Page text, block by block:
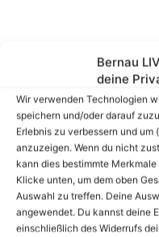
Bernau
deine
Wir verwenden Technologien
speichern und/oder darauf
Erlebnis zu verbessern und
anzuzeigen. Wenn du nicht
kann dies bestimmte
Klicke unten, um dem oben
Auswahl zu treffen. Deine
angewendet. Du kannst deine
einschließlich des Widerrufs